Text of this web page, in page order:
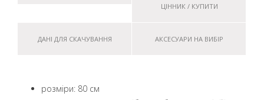
ЦІННИК / КУПИТИ
ДАНІ ДЛЯ СКАЧУВАННЯ АКСЕСУАРИ НА ВИБІР
розміри: 80 см